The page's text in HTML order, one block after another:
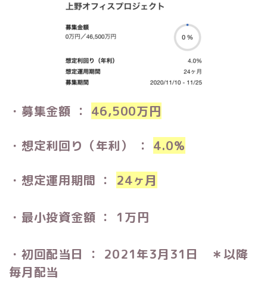
・募集金額 ： 46,500万円
・想定利回り（年利） ： 4.0%
・想定運用期間 ： 24ヶ月
・最小投資金額 ： 1万円
・初回配当日 ： 2021年3月31日 ＊以降
毎月配当